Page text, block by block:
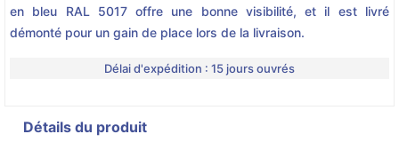
en bleu RAL 5017 offre une bonne visibilité, et il est livré
démonté pour un gain de place lors de la livraison.
Délai d'expédition : 15 jours ouvrés
Détails du produit